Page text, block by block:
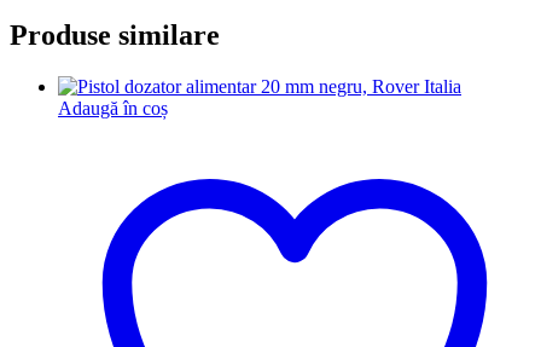
Produse similare
Adaugă în coș